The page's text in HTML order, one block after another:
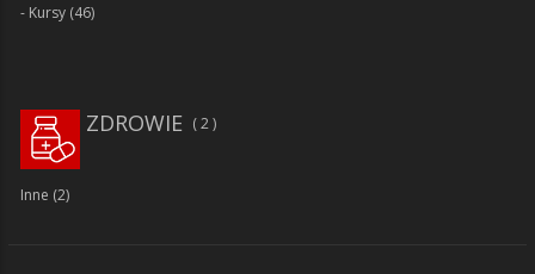
Kursy (46)
ZDROWIE 2
Inne (2)